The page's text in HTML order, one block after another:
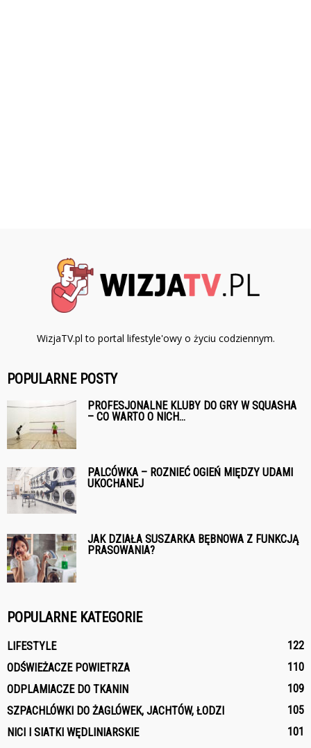
WizjaTV.pl to portal lifestyle'owy o życiu codziennym.
POPULARNE POSTY
PROFESJONALNE KLUBY DO GRY W SQUASHA
– CO WARTO O NICH...
PALCÓWKA – ROZNIEĆ OGIEŃ MIĘDZY UDAMI
UKOCHANEJ
JAK DZIAŁA SUSZARKA BĘBNOWA Z FUNKCJĄ
PRASOWANIA?
POPULARNE KATEGORIE
LIFESTYLE
122
ODŚWIEŻACZE POWIETRZA
110
ODPLAMIACZE DO TKANIN
109
SZPACHLÓWKI DO ŻAGLÓWEK, JACHTÓW, ŁODZI
105
NICI I SIATKI WĘDLINIARSKIE
101